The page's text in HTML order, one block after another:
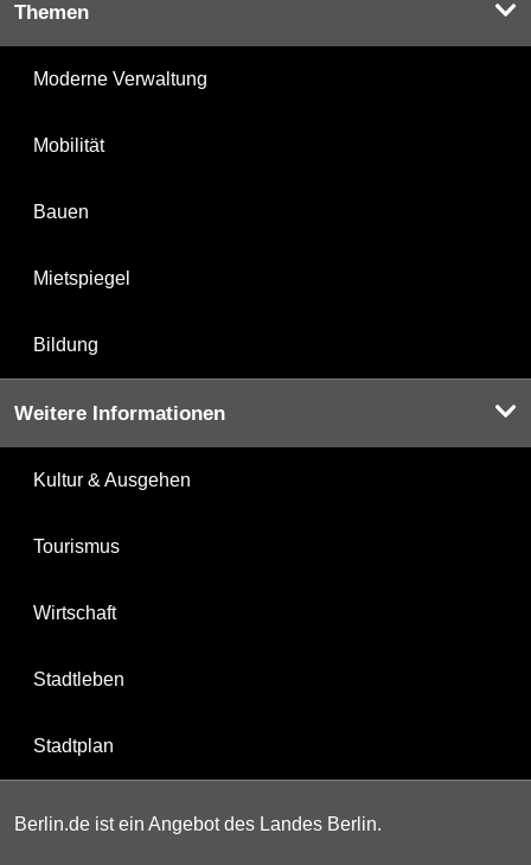
Themen
Moderne Verwaltung
Mobilität
Bauen
Mietspiegel
Bildung
Weitere Informationen
Kultur & Ausgehen
Tourismus
Wirtschaft
Stadtleben
Stadtplan
Berlin.de ist ein Angebot des Landes Berlin.